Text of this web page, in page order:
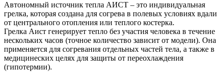
Автономный источник тепла АИСТ – это индивидуальная
грелка, которая создана для согрева в полевых условиях вдали
от центрального отопления или теплого костерка.
Грелка Аист генерирует тепло без участия человека в течение
нескольких часов (точное количество зависит от модели). Она
применяется для согревания отдельных частей тела, а также в
медицинеских целях для защиты от переохлаждения
(гипотермии).